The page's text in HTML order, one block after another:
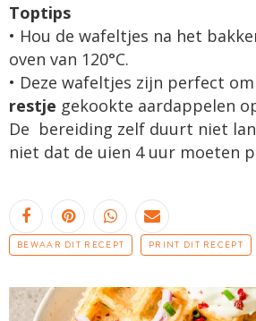
Toptips
• Hou de wafeltjes na het
oven van 120°C.
• Deze wafeltjes zijn perfect om
restje gekookte aardappelen
De bereiding zelf duurt niet
niet dat de uien 4 uur moeten
BEWAAR DIT RECEPT PRINT DIT RECEPT